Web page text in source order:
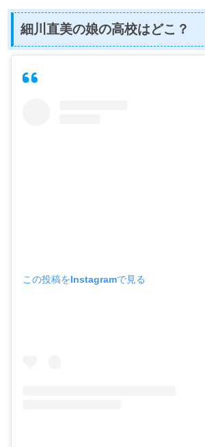
細川直美の娘の高校はどこ？
この投稿をInstagramで見る